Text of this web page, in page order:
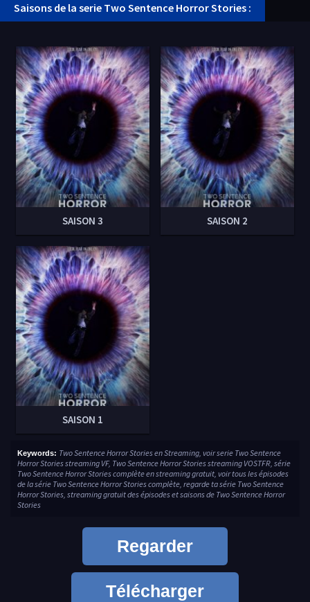
Saisons de la serie Two Sentence Horror Stories :
SAISON 3 SAISON 2
SAISON 1
Keywords: Two Sentence Horror Stories en Streaming, voir serie Two Sentence
Horror Stories streaming VF, Two Sentence Horror Stories streaming VOSTFR, série
Two Sentence Horror Stories complète en streaming gratuit, voir tous les épisodes
de la série Two Sentence Horror Stories complète, regarde ta série Two Sentence
Horror Stories, streaming gratuit des épisodes et saisons de Two Sentence Horror
Stories
Regarder
Télécharger